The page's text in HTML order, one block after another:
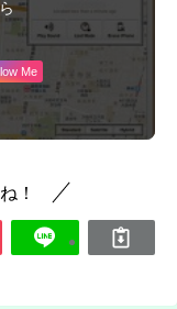
Me
！